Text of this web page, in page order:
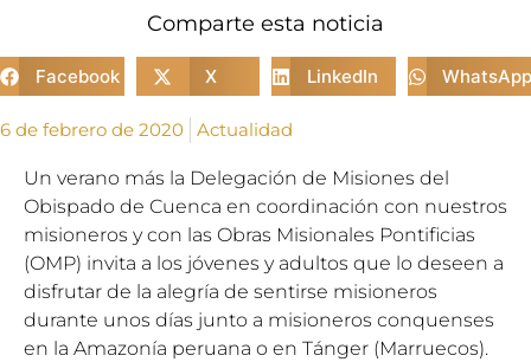
Comparte esta noticia
Facebook X LinkedIn WhatsApp
6 de febrero de 2020 Actualidad
Un verano más la Delegación de Misiones del
Obispado de Cuenca en coordinación con nuestros
misioneros y con las Obras Misionales Pontificias
(OMP) invita a los jóvenes y adultos que lo deseen a
disfrutar de la alegría de sentirse misioneros
durante unos días junto a misioneros conquenses
en la Amazonía peruana o en Tánger (Marruecos).